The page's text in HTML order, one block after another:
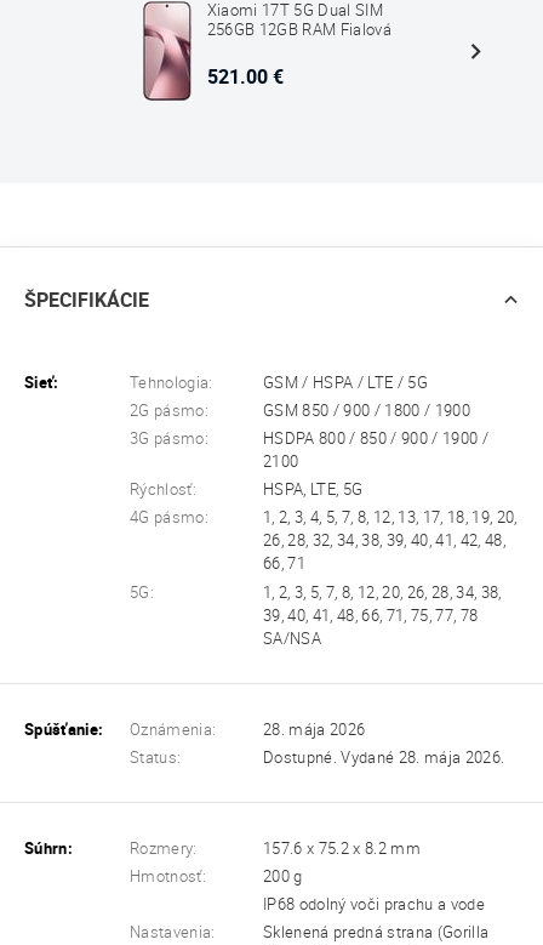
Xiaomi 17T 5G Dual SIM
256GB 12GB RAM Fialová
521.00 €
ŠPECIFIKÁCIE
Sieť: Tehnologia:
GSM / HSPA / LTE / 5G
2G pásmo:
GSM 850 / 900 / 1800 / 1900
3G pásmo:
HSDPA 800 / 850 / 900 / 1900 /
2100
Rýchlosť:
HSPA, LTE, 5G
4G pásmo:
1, 2, 3, 4, 5, 7, 8, 12, 13, 17, 18, 19, 20,
26, 28, 32, 34, 38, 39, 40, 41, 42, 48,
66, 71
5G:
1, 2, 3, 5, 7, 8, 12, 20, 26, 28, 34, 38,
39, 40, 41, 48, 66, 71, 75, 77, 78
SA/NSA
Spúšťanie: Oznámenia:
28. mája 2026
Status:
Dostupné. Vydané 28. mája 2026.
Súhrn: Rozmery:
157.6 x 75.2 x 8.2 mm
Hmotnosť:
200 g
IP68 odolný voči prachu a vode
Nastavenia:
Sklenená predná strana (Gorilla